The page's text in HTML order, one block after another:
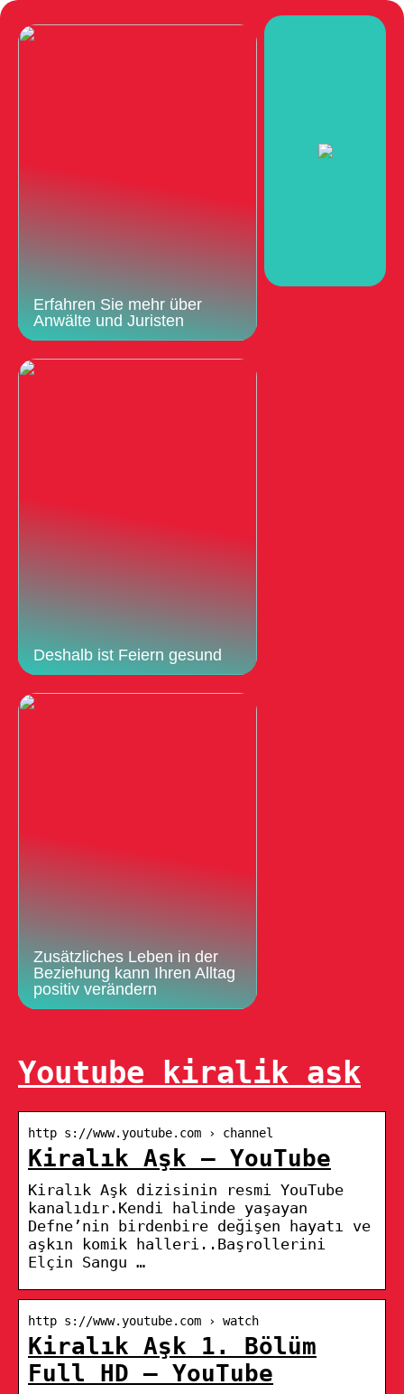
Erfahren Sie mehr über
Anwälte und Juristen
Deshalb ist Feiern gesund
Zusätzliches Leben in der
Beziehung kann Ihren Alltag
positiv verändern
Youtube kiralik ask
http s://www.youtube.com › channel
Kiralık Aşk – YouTube
Kiralık Aşk dizisinin resmi YouTube
kanalıdır.Kendi halinde yaşayan
Defne’nin birdenbire değişen hayatı ve
aşkın komik halleri..Başrollerini
Elçin Sangu …
http s://www.youtube.com › watch
Kiralık Aşk 1. Bölüm
Full HD – YouTube